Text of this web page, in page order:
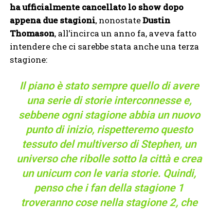
ha ufficialmente cancellato lo show dopo
appena due stagioni, nonostateDustin
Thomason, all’incirca un anno fa, aveva fatto
intendere che ci sarebbe stata anche una terza
stagione:
Il piano è stato sempre quello di avere
una serie di storie interconnesse e,
sebbene ogni stagione abbia un nuovo
punto di inizio, rispetteremo questo
tessuto del multiverso di Stephen, un
universo che ribolle sotto la città e crea
un unicum con le varia storie. Quindi,
penso che i fan della stagione 1
troveranno cose nella stagione 2, che